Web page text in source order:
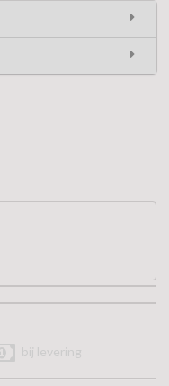
bij levering